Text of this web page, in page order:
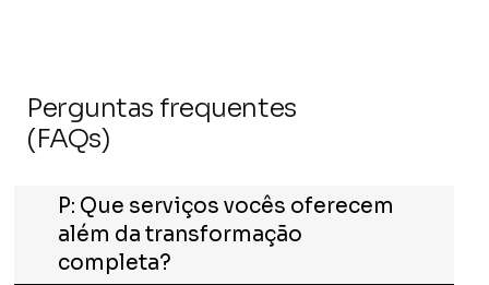
Perguntas frequentes
(FAQs)
P: Que serviços vocês oferecem
além da transformação
completa?